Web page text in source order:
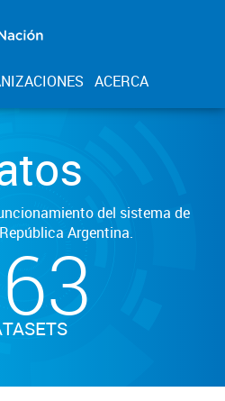
ACERCA
del sistema de
Argentina.